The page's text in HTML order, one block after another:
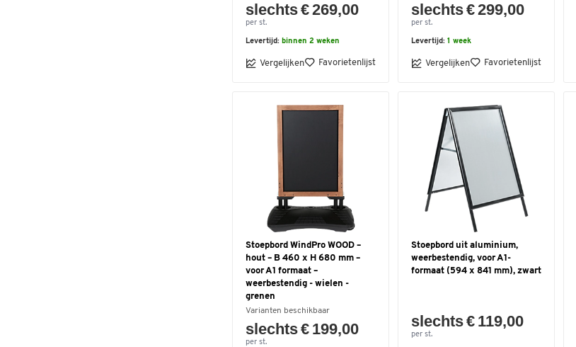
slechts € 269,00
per st.
Levertijd: binnen 2 weken
Vergelijken Favorietenlijst
slechts € 299,00
per st.
Levertijd: 1 week
Vergelijken Favorietenlijst
Stoepbord WindPro WOOD –
hout – B 460 x H 680 mm –
voor A1 formaat –
weerbestendig - wielen -
grenen
Varianten beschikbaar
slechts € 199,00
per st.
Stoepbord uit aluminium,
weerbestendig, voor A1-
formaat (594 x 841 mm), zwart
slechts € 119,00
per st.